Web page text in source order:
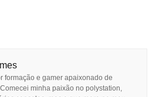
formação e gamer apaixonado de
minha paixão no polystation,